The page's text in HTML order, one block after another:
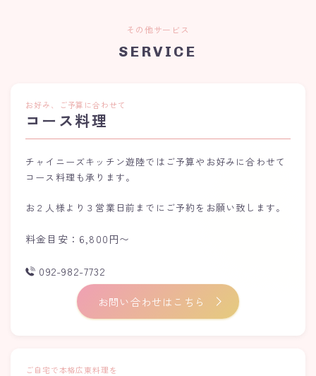
その他サービス
SERVICE
お好み、ご予算に合わせて
コース料理
チャイニーズキッチン遊陸ではご予算やお好みに合わせて
コース料理も承ります。
お２人様より３営業日前までにご予約をお願い致します。
料金目安：6,800円〜
092-982-7732
お問い合わせはこちら
ご自宅で本格広東料理を